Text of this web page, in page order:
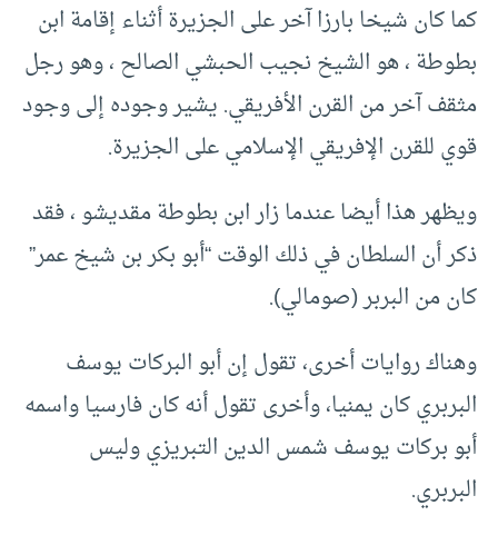
كما كان شيخا بارزا آخر على الجزيرة أثناء إقامة ابن
بطوطة ، هو الشيخ نجيب الحبشي الصالح ، وهو رجل
مثقف آخر من القرن الأفريقي. يشير وجوده إلى وجود
قوي للقرن الإفريقي الإسلامي على الجزيرة.
ويظهر هذا أيضا عندما زار ابن بطوطة مقديشو ، فقد
ذكر أن السلطان في ذلك الوقت “أبو بكر بن شيخ عمر”
كان من البربر (صومالي).
وهناك روايات أخرى، تقول إن أبو البركات يوسف
البربري كان يمنيا، وأخرى تقول أنه كان فارسيا واسمه
أبو بركات يوسف شمس الدين التبريزي وليس
البربري.